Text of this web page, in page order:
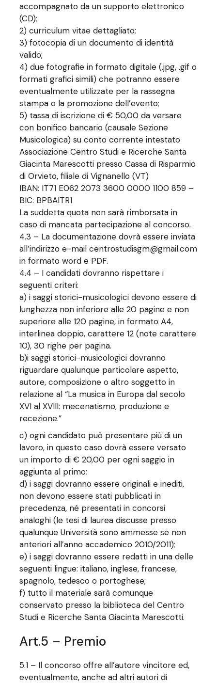
accompagnato da un supporto elettronico
(CD);
2) curriculum vitae dettagliato;
3) fotocopia di un documento di identità
valido;
4) due fotografie in formato digitale (.jpg, .gif o
formati grafici simili) che potranno essere
eventualmente utilizzate per la rassegna
stampa o la promozione dell’evento;
5) tassa di iscrizione di € 50,00 da versare
con bonifico bancario (causale Sezione
Musicologica) su conto corrente intestato
Associazione Centro Studi e Ricerche Santa
Giacinta Marescotti presso Cassa di Risparmio
di Orvieto, filiale di Vignanello (VT)
IBAN: IT71 E062 2073 3600 0000 1100 859 –
BIC: BPBAITR1
La suddetta quota non sarà rimborsata in
caso di mancata partecipazione al concorso.
4.3 – La documentazione dovrà essere inviata
all’indirizzo e-mail centrostudisgm@gmail.com
in formato word e PDF.
4.4 – I candidati dovranno rispettare i
seguenti criteri:
a) i saggi storici-musicologici devono essere di
lunghezza non inferiore alle 20 pagine e non
superiore alle 120 pagine, in formato A4,
interlinea doppio, carattere 12 (note carattere
10), 30 righe per pagina.
b)i saggi storici-musicologici dovranno
riguardare qualunque particolare aspetto,
autore, composizione o altro soggetto in
relazione al “La musica in Europa dal secolo
XVI al XVIII: mecenatismo, produzione e
recezione.”
c) ogni candidato può presentare più di un
lavoro, in questo caso dovrà essere versato
un importo di € 20,00 per ogni saggio in
aggiunta al primo;
d) i saggi dovranno essere originali e inediti,
non devono essere stati pubblicati in
precedenza, né presentati in concorsi
analoghi (le tesi di laurea discusse presso
qualunque Università sono ammesse se non
anteriori all’anno accademico 2010/2011);
e) i saggi dovranno essere redatti in una delle
seguenti lingue: italiano, inglese, francese,
spagnolo, tedesco o portoghese;
f) tutto il materiale sarà comunque
conservato presso la biblioteca del Centro
Studi e Ricerche Santa Giacinta Marescotti.
Art.5 – Premio
5.1 – Il concorso offre all’autore vincitore ed,
eventualmente, anche ad altri autori di